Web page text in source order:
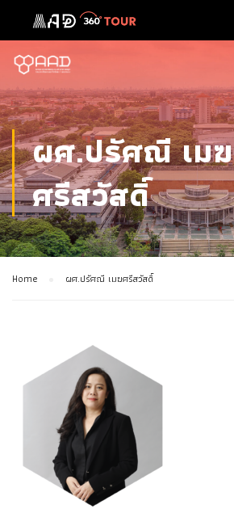
ผศ.ปรัศณี เมฆ
ศรีสวัสดิ์
Home ผศ.ปรัศณี เมฆศรีสวัสดิ์